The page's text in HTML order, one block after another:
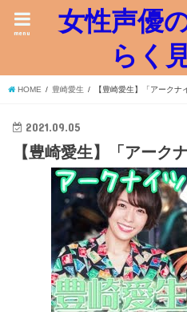
女性声優
らく
menu
HOME 豊崎愛生 【豊崎愛生】「アークナ
2021.09.05
【豊崎愛生】「アーク